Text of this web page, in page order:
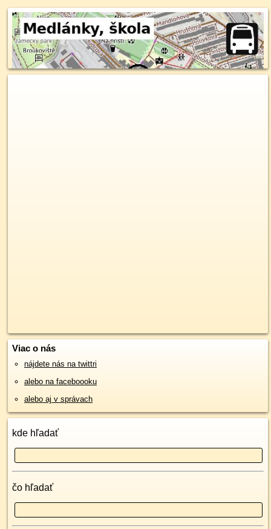
Viac o nás
nájdete nás na twittri
alebo na faceboooku
alebo aj v správach
kde hľadať
čo hľadať